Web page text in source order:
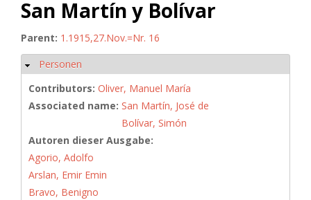
San Martín y Bolívar
Parent: 1.1915,27.Nov.=Nr. 16
Hide
Personen
Contributors: Oliver, Manuel María
Associated name: San Martín, José de
Bolívar, Simón
Autoren dieser Ausgabe:
Agorio, Adolfo
Arslan, Emir Emin
Bravo, Benigno